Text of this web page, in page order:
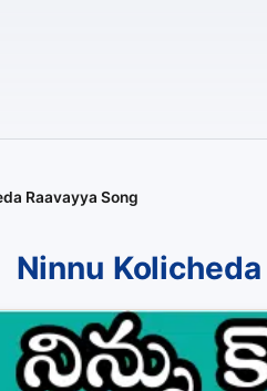
Raavayya Song
Ninnu